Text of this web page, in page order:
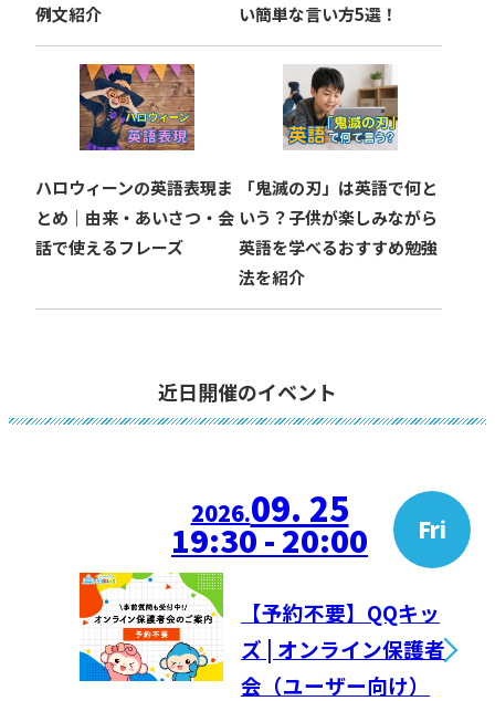
例文紹介
い簡単な言い方5選！
ハロウィーンの英語表現ま
とめ｜由来・あいさつ・会
話で使えるフレーズ
「鬼滅の刃」は英語で何と
いう？子供が楽しみながら
英語を学べるおすすめ勉強
法を紹介
近日開催のイベント
2026.09. 25 Fri
19:30 - 20:00
【予約不要】QQキッ
ズ | オンライン保護者
会（ユーザー向け）